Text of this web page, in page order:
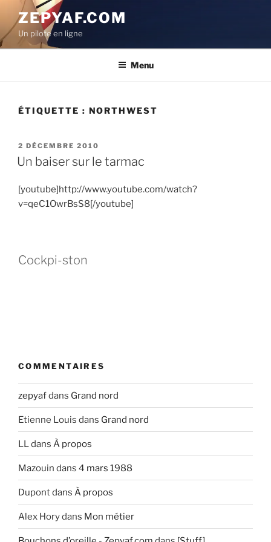
contenu
principal
ZEPYAF.COM
Un pilote en ligne
Menu
ÉTIQUETTE : NORTHWEST
PUBLIÉ
LE
2 DÉCEMBRE 2010
Un baiser sur le tarmac
[youtube]http://www.youtube.com/watch?
v=qeC1OwrBsS8[/youtube]
Cockpi-ston
COMMENTAIRES
zepyafdans Grand nord
Etienne Louis dans Grand nord
LLdans À propos
Mazouin dans 4 mars 1988
Dupontdans À propos
Alex Horydans Mon métier